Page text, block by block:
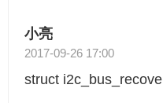
小亮
2017-09-26 17:00
struct